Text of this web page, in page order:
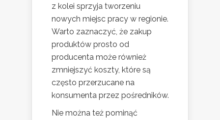
z kolei sprzyja tworzeniu
nowych miejsc pracy w regionie.
Warto zaznaczyć, że zakup
produktów prosto od
producenta może również
zmniejszyć koszty, które są
często przerzucane na
konsumenta przez pośredników.
Nie można też pominąć